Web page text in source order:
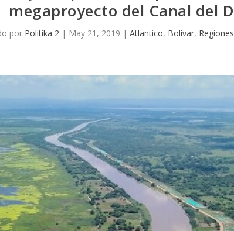
megaproyecto del Canal del
por Politika 2| May 21, 2019 | Atlantico, Bolivar, Regiones